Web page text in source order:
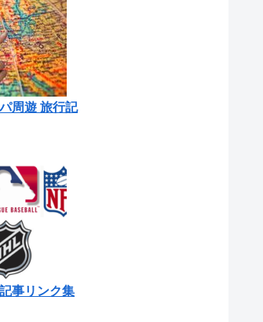
周遊 旅行記
事リンク集